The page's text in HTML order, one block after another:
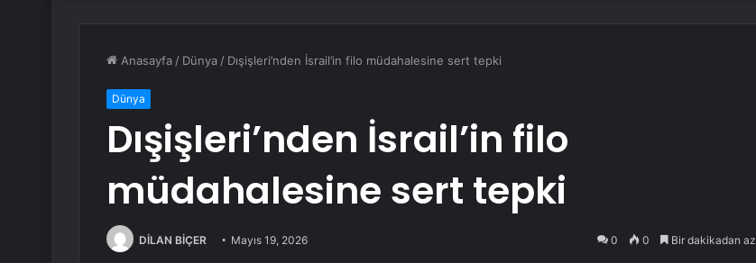
Anasayfa / Dünya / Dışişleri’nden İsrail’in filo müdahalesine sert tepki
Dünya
Dışişleri’nden İsrail’in filo
müdahalesine sert tepki
DİLAN BİÇER Mayıs 19, 2026 0 0 Bir dakikadan az